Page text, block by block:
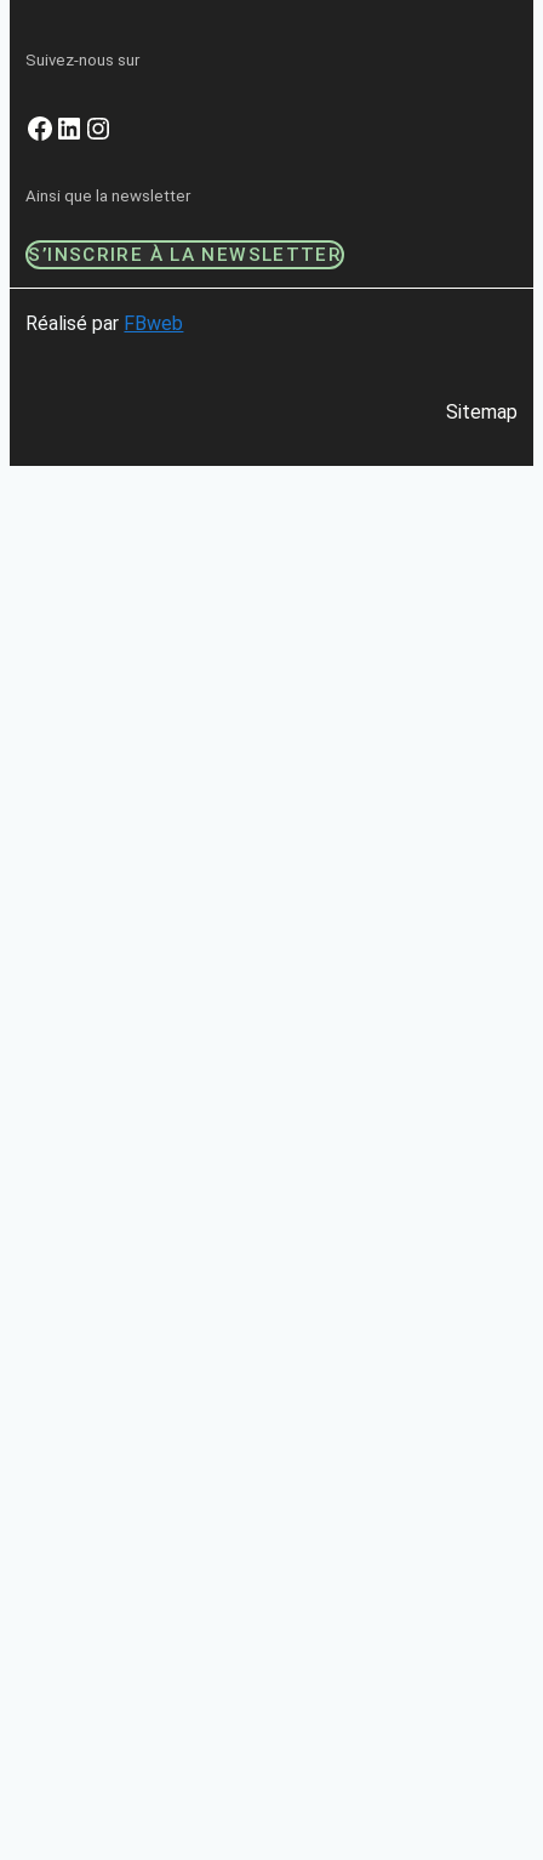
Suivez-nous sur
Facebook
LinkedIn
Instagram
Ainsi que la newsletter
S’INSCRIRE À LA NEWSLETTER
Réalisé par FBweb
Sitemap